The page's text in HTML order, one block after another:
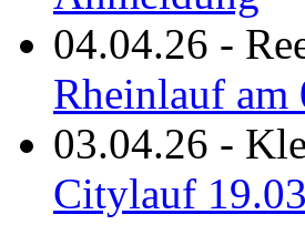
04.04.26 -
Rheinlauf am
03.04.26 -
Citylauf